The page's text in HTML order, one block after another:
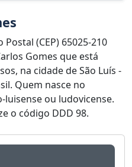
(CEP) 65025-210
Gomes que está
na cidade de São Luís -
Quem nasce no
luisense ou ludovicense.
o código DDD 98.